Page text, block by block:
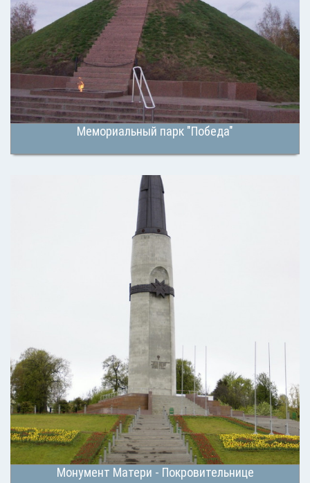
Мемориальный парк "Победа"
Монумент Матери - Покровительнице